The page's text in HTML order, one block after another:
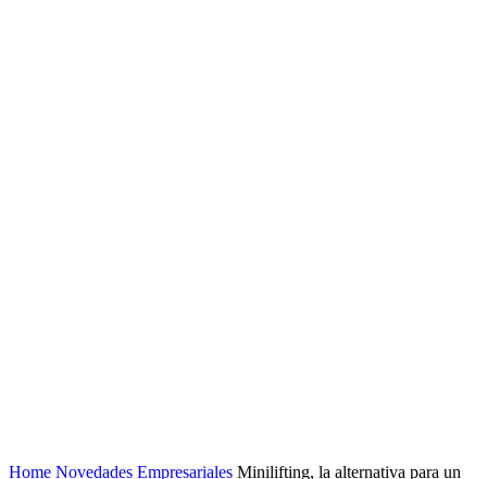
Home Novedades Empresariales Minilifting, la alternativa para un